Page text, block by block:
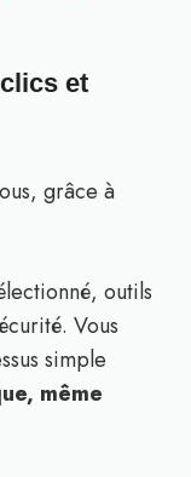
et
grâce à
outils
Vous
simple
même